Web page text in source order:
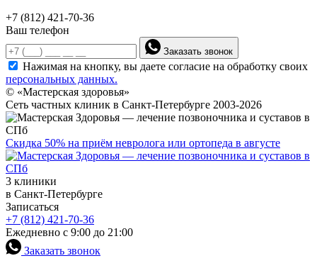
+7 (812) 421-70-36
Ваш телефон
Заказать звонок
Нажимая на кнопку, вы даете согласие на обработку своих
персональных данных.
© «Мастерская здоровья»
Сеть частных клиник в Санкт-Петербурге 2003-2026
Скидка 50% на приём невролога или ортопеда в августе
3 клиники
в Санкт-Петербурге
Записаться
+7 (812) 421-70-36
Ежедневно с 9:00 до 21:00
Заказать звонок